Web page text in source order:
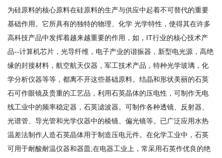
为硅原料的核心原料在硅原料的生产与供应中起着不可替代的重要
基础作用。它所具有的独特的物理、化学 光学特性，使得其在许多
高科技产品中发挥着越来越重要的作用，如，IT行业的核心技术产
品--计算机芯片，光导纤维，电子产业的谐振器，新型电光源，高绝
缘的封接材料，航空航天仪器，军工技术产品，特种光学玻璃，化
学分析仪器等等，都离不开这些基础原料。结晶和形状美丽的石英
石可作眼镜及贵重的工艺品，利用石英晶体的压电性，可制作无电
线工业中的频率稳定器，石英滤波器。可制作各种透镜、反射器、
光谱管、导光管和光学仪器中的棱镜、偏光镜等。已广泛应用水热
温差法制作人造石英晶体用于制造压电元件。在化学工业中，石英
可用于耐酸耐温仪器和器皿;在电器工业上，常采用石英作优良的绝